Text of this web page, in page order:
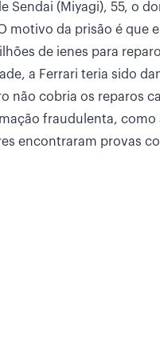
Sendai (Miyagi), 55, o
motivo da prisão é que
de ienes para
a Ferrari teria sido
não cobria os reparos
fraudulenta,
encontraram provas